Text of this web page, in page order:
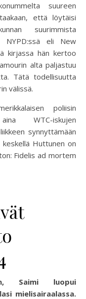
suureen
että löytäisi
suurimmista
NYPD:ssä eli New
kirjassa hän kertoo
alta paljastuu
Tätä todellisuutta
välissä.
poliisin
WTC-iskujen
synnyttämään
keskellä Huttunen on
Fidelis ad mortem
Saimi luopui
mielisairaalassa.